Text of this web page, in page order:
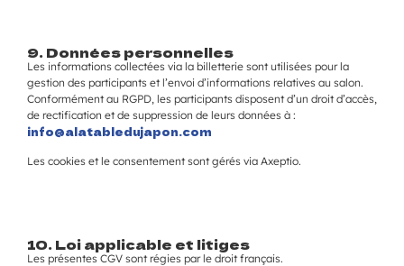
9. Données personnelles
Les informations collectées via la billetterie sont utilisées pour la
gestion des participants et l’envoi d’informations relatives au salon.
Conformément au RGPD, les participants disposent d’un droit d’accès,
de rectification et de suppression de leurs données à :
info@alatabledujapon.com
Les cookies et le consentement sont gérés via Axeptio.
10. Loi applicable et litiges
Les présentes CGV sont régies par le droit français.